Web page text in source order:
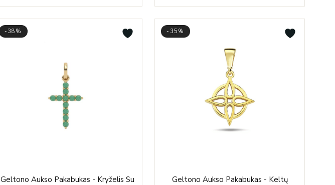
through
€133.00
through
€344.00
-38%
Geltono Aukso Pakabukas - Kryželis Su
-35%
Geltono Aukso Pakabukas - Keltų